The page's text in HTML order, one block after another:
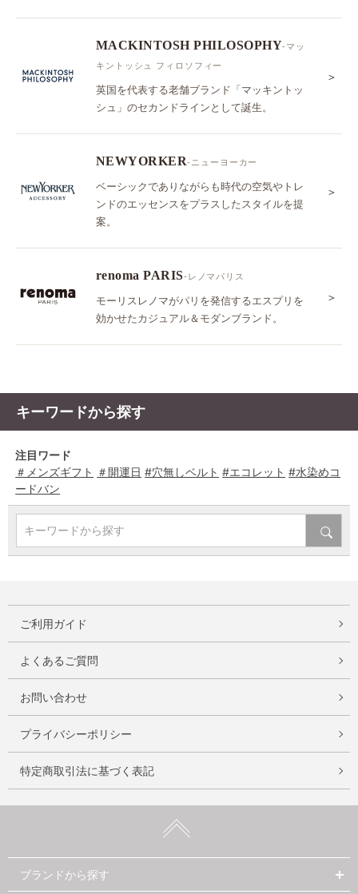
MACKINTOSH PHILOSOPHY-マッ
キントッシュ フィロソフィー
英国を代表する老舗ブランド「マッキントッ
シュ」のセカンドラインとして誕生。
＞
NEWYORKER-ニューヨーカー
ベーシックでありながらも時代の空気やトレ
ンドのエッセンスをプラスしたスタイルを提
案。
＞
renoma PARIS-レノマパリス
モーリスレノマがパリを発信するエスプリを
効かせたカジュアル＆モダンブランド。
＞
キーワードから探す
注目ワード
＃メンズギフト ＃開運日 #穴無しベルト #エコレット #水染めコ
ードバン
キーワードから探す
ご利用ガイド
よくあるご質問
お問い合わせ
プライバシーポリシー
特定商取引法に基づく表記
ブランドから探す